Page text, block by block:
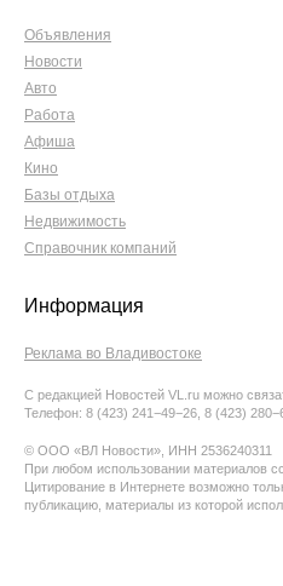
Объявления
Новости
Авто
Работа
Афиша
Кино
Базы отдыха
Недвижимость
Справочник компаний
Информация
Реклама во Владивостоке
С редакцией Новостей VL.ru можно
Телефон: 8 (423) 241−49−26, 8 (423)
© ООО «ВЛ Новости», ИНН 2536240311
При любом использовании материалов
Цитирование в Интернете возможно
публикацию, материалы из которой